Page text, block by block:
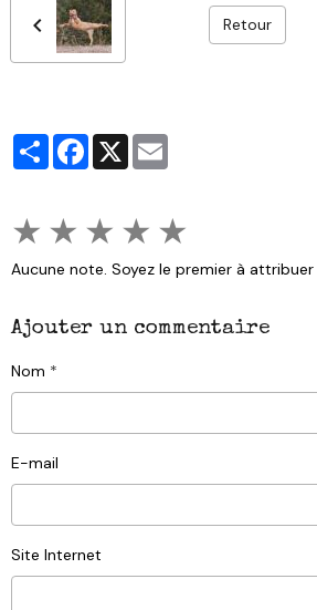
Retour
PartagerFacebook
X
★ ★ ★ ★ ★
Aucune note. Soyez le premier à
Ajouter un commentaire
Nom
E-mail
Site Internet